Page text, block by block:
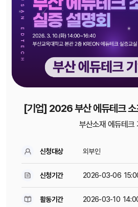
[기업] 2026 부산 에듀테크 소
부산소재 에듀테크
신청대상 외부인
신청기간 2026-03-06
활동기간 2026-03-10